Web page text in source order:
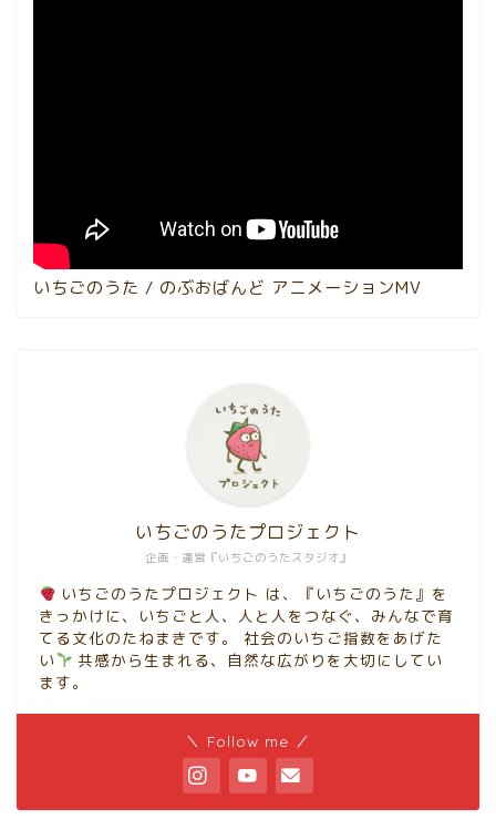
いちごのうた / のぶおばんど アニメーションMV
企画・運営『いちごのうたスタジオ』
いちごのうたプロジェクト
いちごのうたプロジェクト は、『いちごのうた』を
きっかけに、いちごと人、人と人をつなぐ、みんなで育
てる文化のたねまきです。 社会のいちご指数をあげた
い
共感から生まれる、自然な広がりを大切にしてい
ます。
＼ Follow me ／